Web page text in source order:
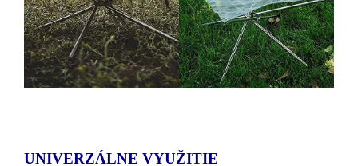
UNIVERZÁLNE VYUŽITIE